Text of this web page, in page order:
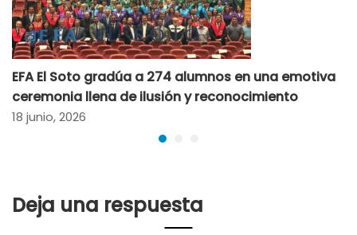
EFA El Soto gradúa a 274 alumnos en una emotiva
ceremonia llena de ilusión y reconocimiento
18 junio, 2026
Deja una respuesta